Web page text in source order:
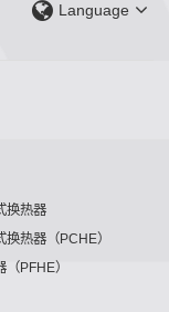
Language
换热器
换热器（PCHE）
PFHE）